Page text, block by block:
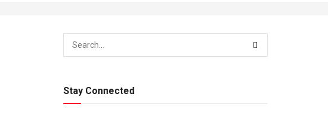
Stay Connected